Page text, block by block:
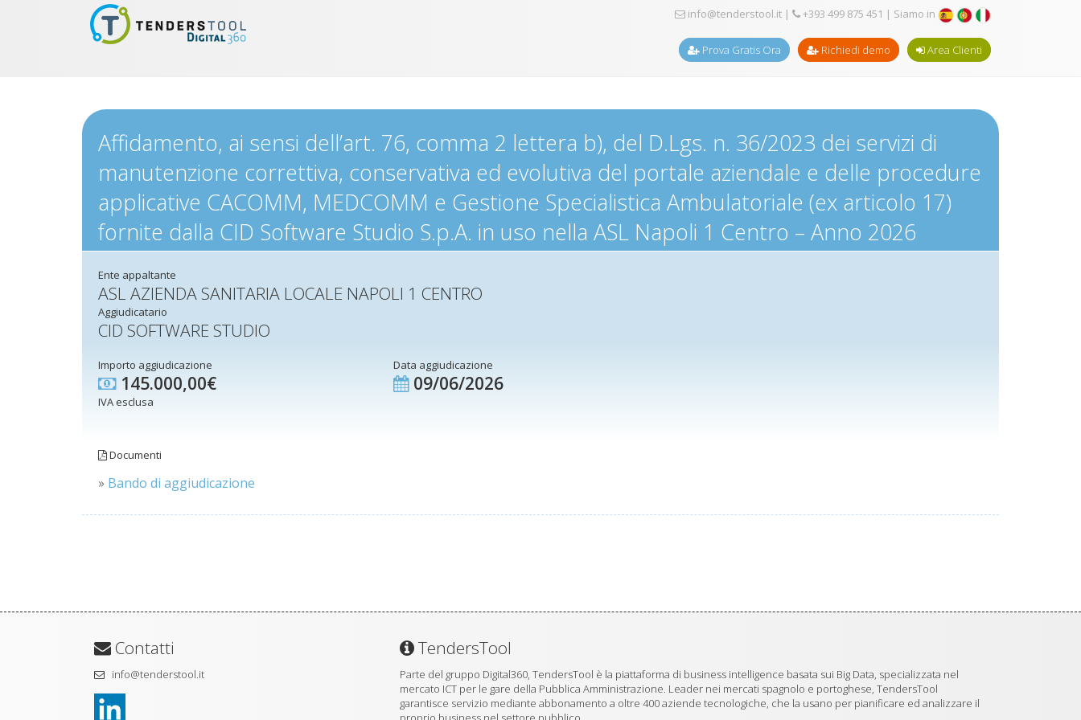
info@tenderstool.it | +393 499 875 451 | Siamo in
Prova Gratis Ora Richiedi demo Area Clienti
Affidamento, ai sensi dell’art. 76, comma 2 lettera b), del D.Lgs. n. 36/2023 dei servizi di
manutenzione correttiva, conservativa ed evolutiva del portale aziendale e delle procedure
applicative CACOMM, MEDCOMM e Gestione Specialistica Ambulatoriale (ex articolo 17)
fornite dalla CID Software Studio S.p.A. in uso nella ASL Napoli 1 Centro – Anno 2026
Ente appaltante
ASL AZIENDA SANITARIA LOCALE NAPOLI 1 CENTRO
Aggiudicatario
CID SOFTWARE STUDIO
Importo aggiudicazione
145.000,00€
IVA esclusa
Data aggiudicazione
09/06/2026
Documenti
» Bando di aggiudicazione
Contatti
info@tenderstool.it
TendersTool
Parte del gruppo Digital360, TendersTool è la piattaforma di business intelligence basata sui Big Data, specializzata nel
mercato ICT per le gare della Pubblica Amministrazione. Leader nei mercati spagnolo e portoghese, TendersTool
garantisce servizio mediante abbonamento a oltre 400 aziende tecnologiche, che la usano per pianificare ed analizzare il